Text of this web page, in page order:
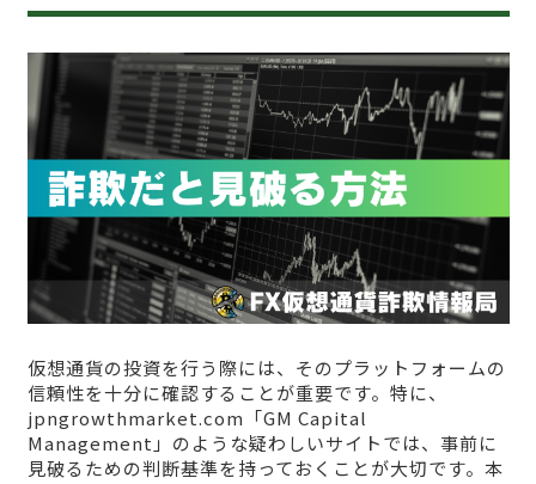
仮想通貨の投資を行う際には、そのプラットフォームの
信頼性を十分に確認することが重要です。特に、
jpngrowthmarket.com「GM Capital
Management」のような疑わしいサイトでは、事前に
見破るための判断基準を持っておくことが大切です。本